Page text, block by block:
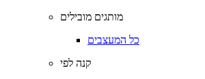
מותגים מובילים
כל המעצבים
קנה לפי